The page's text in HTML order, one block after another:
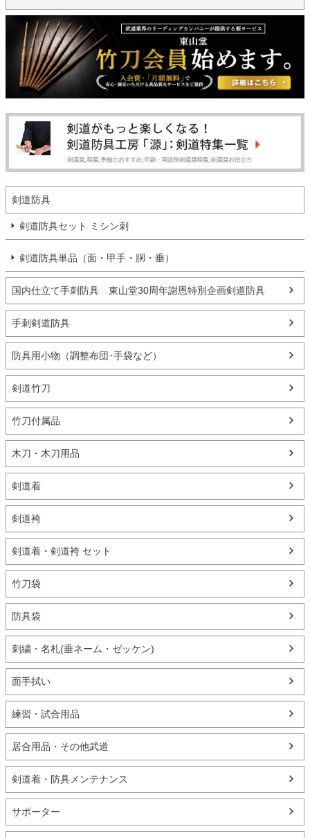
剣道防具
剣道防具セット ミシン刺
剣道防具単品（面・甲手・胴・垂）
国内仕立て手刺防具 東山堂30周年謝恩特別企画剣道防具
手刺剣道防具
防具用小物（調整布団･手袋など）
剣道竹刀
竹刀付属品
木刀・木刀用品
剣道着
剣道袴
剣道着・剣道袴 セット
竹刀袋
防具袋
刺繍・名札(垂ネーム・ゼッケン)
面手拭い
練習・試合用品
居合用品・その他武道
剣道着・防具メンテナンス
サポーター